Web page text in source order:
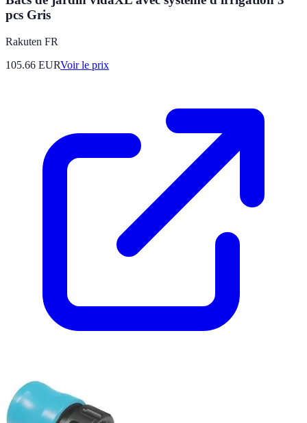
pcs Gris
Rakuten FR
105.66 EURVoir le prix